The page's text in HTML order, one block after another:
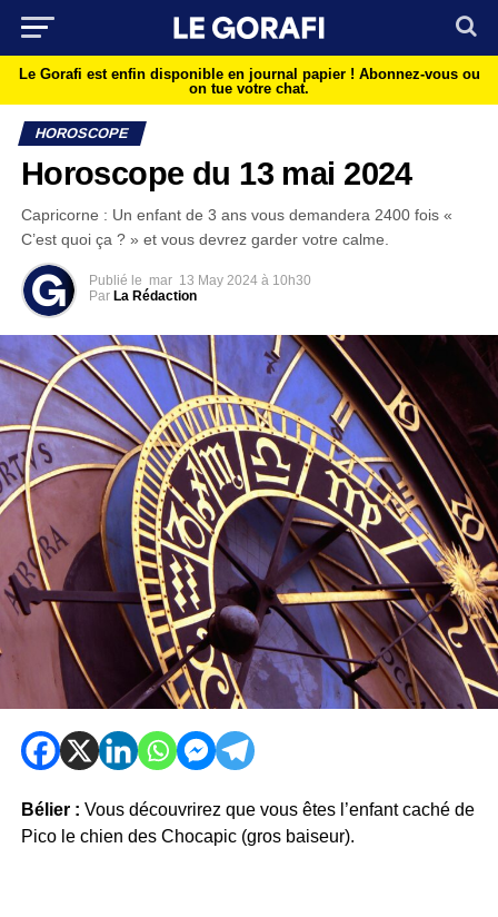
Le Gorafi est enfin disponible en journal papier ! Abonnez-vous ou
on tue votre chat.
HOROSCOPE
Horoscope du 13 mai 2024
Capricorne : Un enfant de 3 ans vous demandera 2400 fois «
C’est quoi ça ? » et vous devrez garder votre calme.
Publié le mar 13 May 2024 à 10h30
Par La Rédaction
Bélier : Vous découvrirez que vous êtes l’enfant caché de
Pico le chien des Chocapic (gros baiseur).